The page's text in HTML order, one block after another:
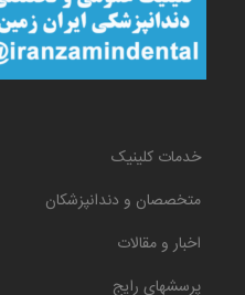
خدمات کلینیک
متخصصان و دندانپزشکان
اخبار و مقالات
پرسشهای رایج